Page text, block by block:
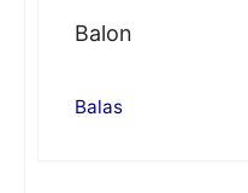
Balon
Balas